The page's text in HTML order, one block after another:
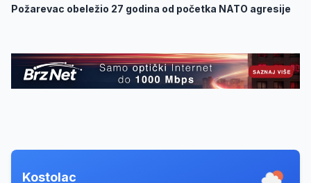
Požarevac obeležio 27 godina od početka NATO agresije
Kostolac